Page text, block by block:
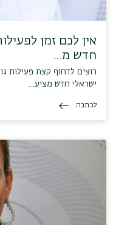
אין לכם זמן
חדש מ…
רוצים לדחוף קצת פעילות
ישראלי חדש מציע…
לכתבה